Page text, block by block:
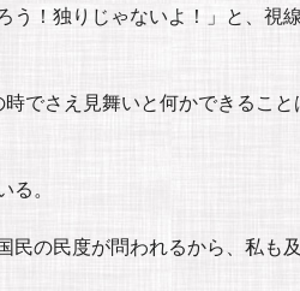
！独りじゃないよ！」と、視
でさえ見舞いと何かできるこ
。
民の民度が問われるから、私も